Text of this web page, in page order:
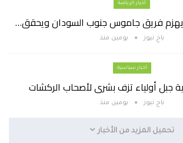
أخبار الرياضة
يهزم فريق جاموس جنوب السودان ويحقق…
باج نيوز يومين منذ
أخبار سياسية
جبل أولياء تزف بشرى لأصحاب الركشات
باج نيوز يومين منذ
تحميل المزيد من الأخبار